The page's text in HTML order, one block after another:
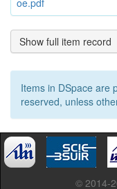
oe.pdf
Show full item record
Items in DSpace are
reserved, unless
© 2014-